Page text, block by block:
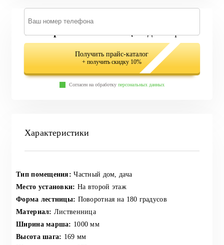
Характеристики
Тип помещения: Частный дом, дача
Место установки: На второй этаж
Форма лестницы: Поворотная на 180 градусов
Материал: Лиственница
Ширина марша: 1000 мм
Высота шага: 169 мм
579 вариантов лестниц в одном файле
Получить прайс-каталог
+ получить скидку 10%
Согласен на обработку персональных данных